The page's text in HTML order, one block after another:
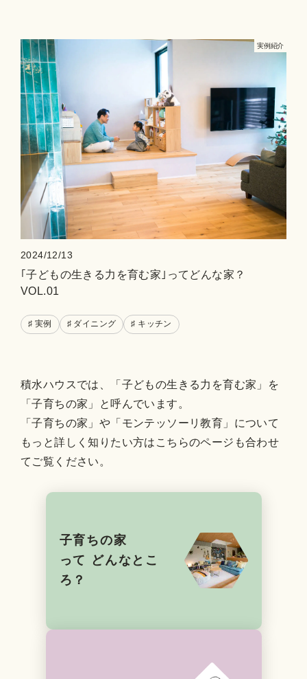
実例紹介
2024/12/13
｢子どもの生きる力を育む家｣ってどんな家？
VOL.01
♯ 実例 ♯ ダイニング ♯ キッチン
積水ハウスでは、「子どもの生きる力を育む家」を
「子育ちの家」と呼んでいます。
「子育ちの家」や「モンテッソーリ教育」について
もっと詳しく知りたい方はこちらのページも合わせ
てご覧ください。
子育ちの家
って
どんなとこ
ろ？